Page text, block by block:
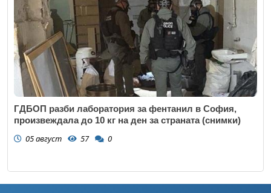
ГДБОП разби лаборатория за фентанил в София,
произвеждала до 10 кг на ден за страната (снимки)
05 август 57 0